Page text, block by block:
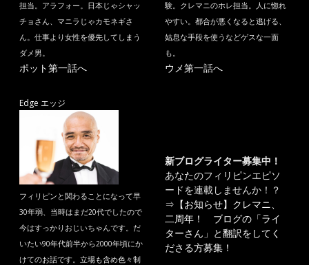
担当。アラフォー。日本じゃシャッ
チョさん、マニラじゃカモネギさ
ん。仕事より女性を優先してしまう
ダメ男。
ポット第一話へ
験。クレマニのホレ担当。人に惚れ
やすい。都合が悪くなると逃げる、
姑息な手段を使うなどゲスな一面
も。
ウメ第一話へ
Edge エッジ
フィリピンと関わることになって早
30年弱、当時はまだ20代でしたので
今はすっかりおじいちゃんです。だ
いたい90年代前半から2000年頃にか
けてのお話です。立場も含め色々制
新ブログライター募集中！
あなたのフィリピンエピソ
ードを連載しませんか！？
⇒ 【お知らせ】クレマニ、
二周年！ ブログの「ライ
ターさん」と翻訳をしてく
ださる方募集！